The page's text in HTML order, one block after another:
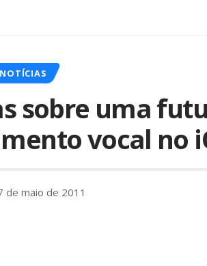
NOTÍCIAS
sobre uma
vocal no
de maio de 2011